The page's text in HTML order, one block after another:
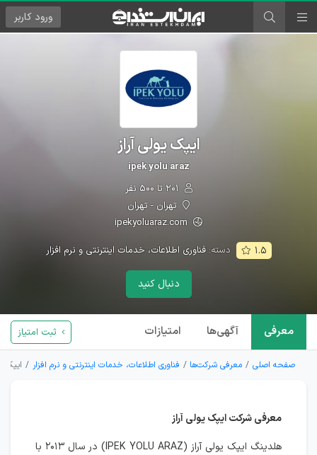
ورود کاربر
ایپک یولی آراز
ipek yolu araz
تهران - تهران
۱.۵ دسته:فناوری اطلاعات، خدمات اینترنتی و نرم افزار
دنبال کنید
معرفی آگهی‌ها امتیازات ثبت امتیاز
صفحه اصلی معرفی شرکت‌ها فناوری اطلاعات، خدمات اینترنتی و نرم افزار ایپک
معرفی شرکت ایپک یولی آراز
هلدینگ ایپک یولی آراز (IPEK YOLU ARAZ) در سال ۲۰۱۳ با